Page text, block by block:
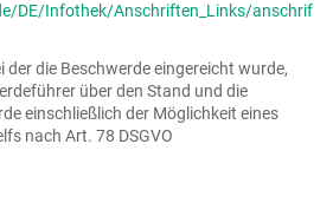
DE/Infothek/Anschriften_Links/anschrif
der die Beschwerde eingereicht wurde,
über den Stand und die
einschließlich der Möglichkeit eines
nach Art. 78 DSGVO